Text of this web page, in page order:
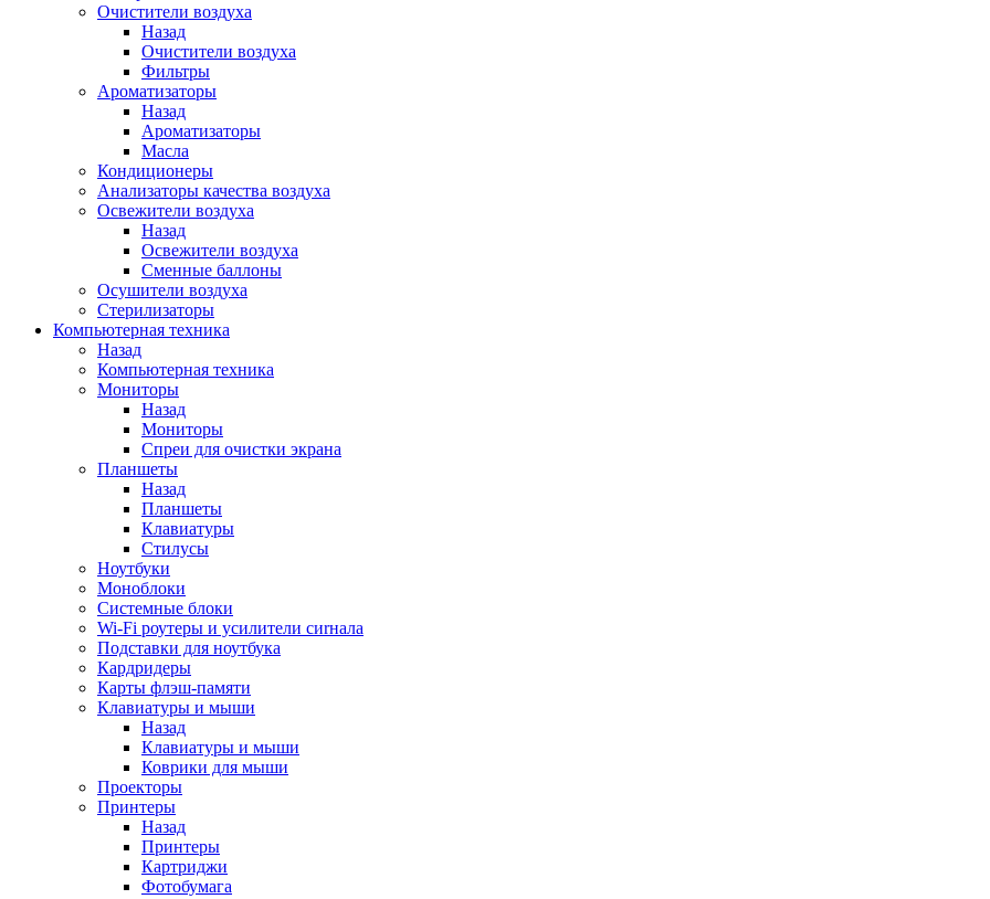
Очистители воздуха
Назад
Очистители воздуха
Фильтры
Ароматизаторы
Назад
Ароматизаторы
Масла
Кондиционеры
Анализаторы качества воздуха
Освежители воздуха
Назад
Освежители воздуха
Сменные баллоны
Осушители воздуха
Стерилизаторы
Компьютерная техника
Назад
Компьютерная техника
Мониторы
Назад
Мониторы
Спреи для очистки экрана
Планшеты
Назад
Планшеты
Клавиатуры
Стилусы
Ноутбуки
Моноблоки
Системные блоки
Wi-Fi роутеры и усилители сиrнала
Подставки для ноутбука
Кардридеры
Карты флэш-памяти
Клавиатуры и мыши
Назад
Клавиатуры и мыши
Коврики для мыши
Проекторы
Принтеры
Назад
Принтеры
Картриджи
Фотобумага